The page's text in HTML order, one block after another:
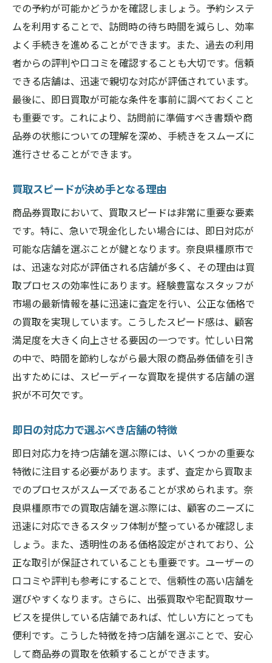
での予約が可能かどうかを確認しましょう。予約システ
ムを利用することで、訪問時の待ち時間を減らし、効率
よく手続きを進めることができます。また、過去の利用
者からの評判や口コミを確認することも大切です。信頼
できる店舗は、迅速で親切な対応が評価されています。
最後に、即日買取が可能な条件を事前に調べておくこと
も重要です。これにより、訪問前に準備すべき書類や商
品券の状態についての理解を深め、手続きをスムーズに
進行させることができます。
買取スピードが決め手となる理由
商品券買取において、買取スピードは非常に重要な要素
です。特に、急いで現金化したい場合には、即日対応が
可能な店舗を選ぶことが鍵となります。奈良県橿原市で
は、迅速な対応が評価される店舗が多く、その理由は買
取プロセスの効率性にあります。経験豊富なスタッフが
市場の最新情報を基に迅速に査定を行い、公正な価格で
の買取を実現しています。こうしたスピード感は、顧客
満足度を大きく向上させる要因の一つです。忙しい日常
の中で、時間を節約しながら最大限の商品券価値を引き
出すためには、スピーディーな買取を提供する店舗の選
択が不可欠です。
即日の対応力で選ぶべき店舗の特徴
即日対応力を持つ店舗を選ぶ際には、いくつかの重要な
特徴に注目する必要があります。まず、査定から買取ま
でのプロセスがスムーズであることが求められます。奈
良県橿原市での買取店舗を選ぶ際には、顧客のニーズに
迅速に対応できるスタッフ体制が整っているか確認しま
しょう。また、透明性のある価格設定がされており、公
正な取引が保証されていることも重要です。ユーザーの
口コミや評判も参考にすることで、信頼性の高い店舗を
選びやすくなります。さらに、出張買取や宅配買取サー
ビスを提供している店舗であれば、忙しい方にとっても
便利です。こうした特徴を持つ店舗を選ぶことで、安心
して商品券の買取を依頼することができます。